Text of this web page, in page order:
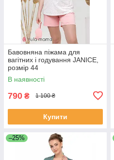
Бавовняна піжама для
вагітних і годування JANICE,
розмір 44
В наявності
790 ₴ 1 100 ₴
Купити
–25%